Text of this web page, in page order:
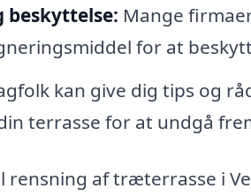
beskyttelse: Mange
for at
kan give dig tips og
terrasse for at undgå
rensning af træterrasse i